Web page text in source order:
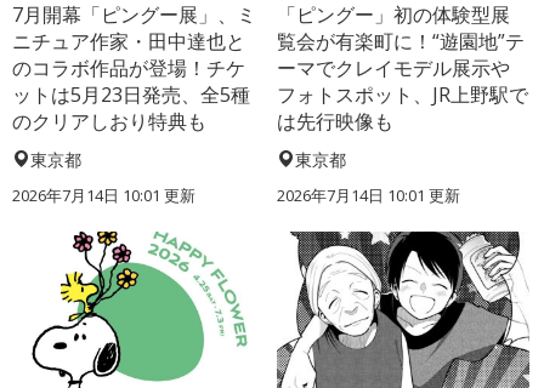
7月開幕「ピングー展」、ミ
ニチュア作家・田中達也と
のコラボ作品が登場！チケ
ットは5月23日発売、全5種
のクリアしおり特典も
東京都
2026年7月14日 10:01 更新
「ピングー」初の体験型展
覧会が有楽町に！“遊園地”テ
ーマでクレイモデル展示や
フォトスポット、JR上野駅で
は先行映像も
東京都
2026年7月14日 10:01 更新